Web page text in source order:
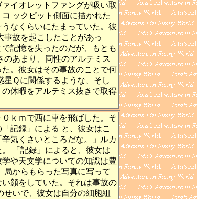
イオレットファングが吸い取
ックピット側面に描かれた
なくらいにたまっていた。彼
故を起こしたことがあっ
記憶を失ったのだが、もとも
あまり、同性のアルテミス
。彼女はその事故のことで何
Ｑに関係するような、そし
休暇をアルテミス抜きで取得
ｋｍで西に車を飛ばした。そ
記録」による と、彼女はこ
気くさいところだな。」ルカ
「記録」によると、彼女は
や天文学についての知識は豊
からもらった写真に写って
顔をしていた。それは事故の
いで、彼女は自分の細胞組